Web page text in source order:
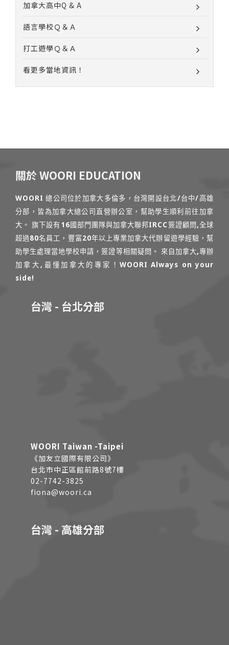
加拿大高中Q & A
語言學校Ｑ＆Ａ
打工遊學Ｑ＆Ａ
看更多當地資訊！
關於 WOORI EDUCATION
WOORI 總公司位於加拿大多倫多，台灣開設台北/台中/高雄
分部，皆為加拿大總公司直營辦公室，幫助學生順利前往加拿
大。 旗下設有16國部門團隊與加拿大聯邦IRCC簽證顧問,全球
超過80名員工，豐富20年以上專業加拿大代辦留遊學經驗，幫
助學生處理當地學校申請，簽證等相關疑問。 來自加拿大,專辦
加拿大,最懂加拿大的專家！WOORI Always on your
side!
台灣 - 台北分部
WOORI Taiwan -Taipei
《加友立國際有限公司》
台北市中正區館前路8號7樓
02-7742-3825
fiona@woori.ca
台灣 - 高雄分部